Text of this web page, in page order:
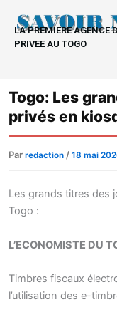
contenu
LA PREMIERE AGENCE
PRIVEE AU TOGO
Togo: Les
privés en
Par redaction / 18 mai
Les grands titres des
Togo :
L’ECONOMISTE DU
Timbres fiscaux
l’utilisation des e-